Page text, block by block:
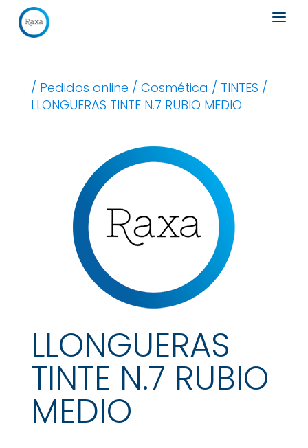
Búsqueda
de
productos
/ Pedidos online / Cosmética / TINTES /
LLONGUERAS TINTE N.7 RUBIO MEDIO
LLONGUERAS
TINTE N.7 RUBIO
MEDIO